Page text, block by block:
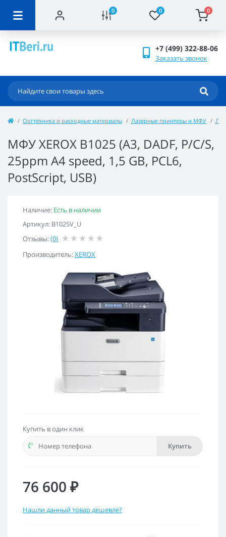
0 0 0
+7 (499) 322-88-06
Заказать звонок
Оргтехника и расходные материалы Лазерные принтеры и МФУ
МФУ XEROX B1025 (A3, DADF, P/C/S,
25ppm A4 speed, 1,5 GB, PCL6,
PostScript, USB)
Наличие: Есть в наличии
Артикул: B1025V_U
Отзывы:(0)
Производитель:XEROX
Купить в один клик
Купить
76 600 ₽
Нашли данный товар дешевле?